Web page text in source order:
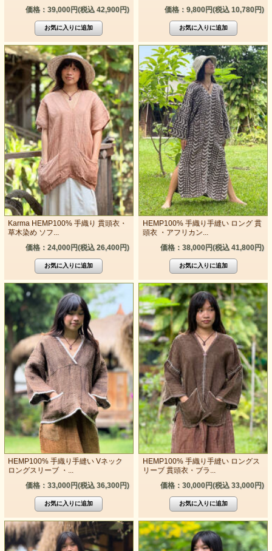
価格：39,000円(税込 42,900円)
価格：9,800円(税込 10,780円)
Karma HEMP100% 手織り 貫頭衣・
草木染め ソフ...
価格：24,000円(税込 26,400円)
HEMP100% 手織り手縫い ロング 貫
頭衣 ・アフリカン...
価格：38,000円(税込 41,800円)
HEMP100% 手織り手縫い Vネック
ロングスリーブ ・...
価格：33,000円(税込 36,300円)
HEMP100% 手織り手縫い ロングス
リーブ 貫頭衣・ブラ...
価格：30,000円(税込 33,000円)